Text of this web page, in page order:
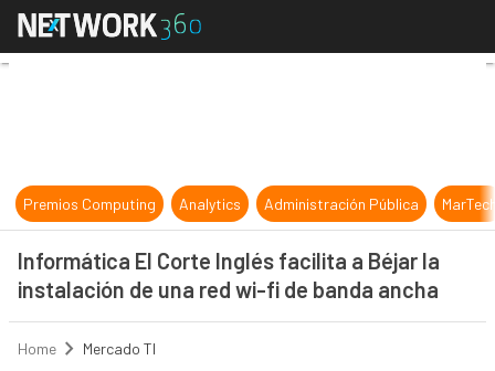
Informática El Corte Inglés facilita
Premios Computing Analytics Administración Pública
Informática El Corte Inglés facilita a Béjar la
instalación de una red wi-fi de banda ancha
Home Mercado TI